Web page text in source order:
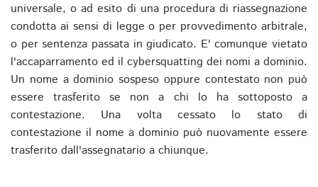
universale, o ad esito di una procedura di riassegnazione
condotta ai sensi di legge o per provvedimento arbitrale,
o per sentenza passata in giudicato. E' comunque vietato
l'accaparramento ed il cybersquatting dei nomi a dominio.
Un nome a dominio sospeso oppure contestato non può
essere trasferito se non a chi lo ha sottoposto a
contestazione. Una volta cessato lo stato di
contestazione il nome a dominio può nuovamente essere
trasferito dall'assegnatario a chiunque.